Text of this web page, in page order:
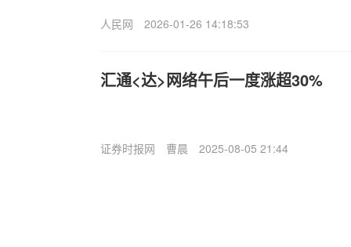
人民网 2026-01-26 14:18:53
汇通<达>网络午后一度涨超30%
证券时报网 曹晨 2025-08-05 21:44